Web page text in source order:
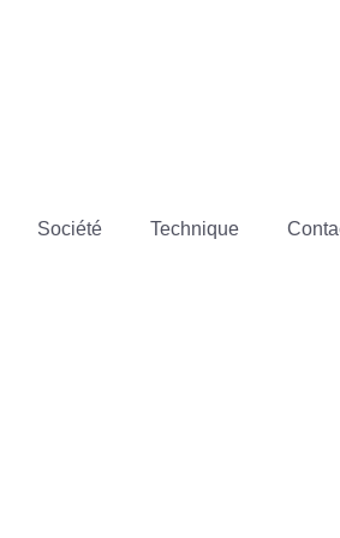
Société Technique